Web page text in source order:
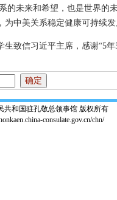
的未来和希望，也是世界的
中美关系稳定健康可持续发
致信习近平主席，感谢“5
共和国驻孔敬总领事馆 版权所有
consulate.gov.cn/chn/